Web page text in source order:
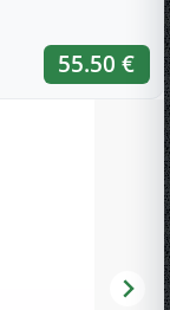
55.50 €